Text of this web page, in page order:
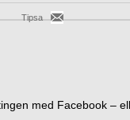
Tipsa
med Facebook –